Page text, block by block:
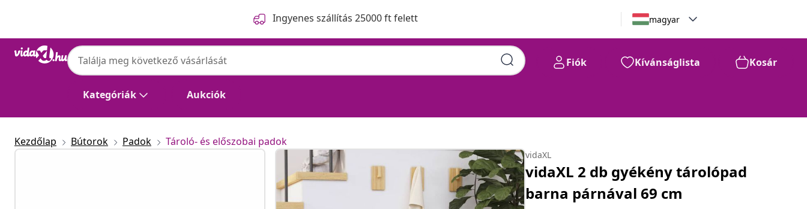
Ingyenes szállítás 25000 ft felett magyar
Kategóriák Aukciók
Fiók Kívánságlista Kosár
Kezdőlap Bútorok Padok Tároló- és előszobai padok
vidaXL
vidaXL 2 db gyékény tárolópad
barna párnával 69 cm